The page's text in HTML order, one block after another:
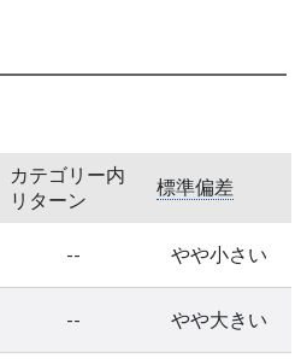
カテゴリー内
リターン
標準偏差
-- やや小さい
-- やや大きい